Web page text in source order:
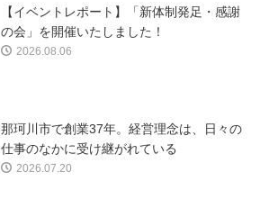
【イベントレポート】「新体制発足・感謝
の会」を開催いたしました！
2026.08.06
那珂川市で創業37年。経営理念は、日々の
仕事のなかに受け継がれている
2026.07.20